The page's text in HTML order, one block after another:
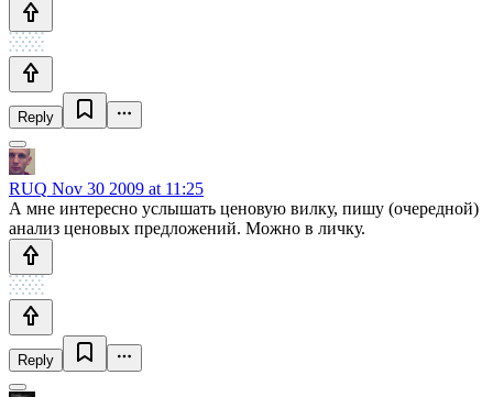
Reply
RUQ Nov 30 2009 at 11:25
А мне интересно услышать ценовую вилку, пишу (очередной)
анализ ценовых предложений. Можно в личку.
Reply